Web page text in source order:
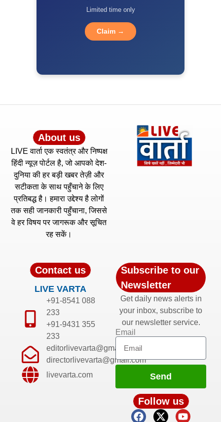
Limited time only
Claim →
About us
LIVE वार्ता एक स्वतंत्र और निष्पक्ष
हिंदी न्यूज़ पोर्टल है, जो आपको देश-
दुनिया की हर बड़ी खबर तेज़ी और
सटीकता के साथ पहुँचाने के लिए
प्रतिबद्ध है। हमारा उद्देश्य है लोगों
तक सही जानकारी पहुँचाना, जिससे
वे हर विषय पर जागरूक और सूचित
रह सकें।
Contact us
LIVE VARTA
+91-8541 088
233
+91-9431 355
233
editorlivevarta@gmail.com
directorlivevarta@gmail.com
livevarta.com
Subscribe to our
Newsletter
Get daily news alerts in
your inbox, subscribe to
our newsletter service.
Email
Send
Follow us